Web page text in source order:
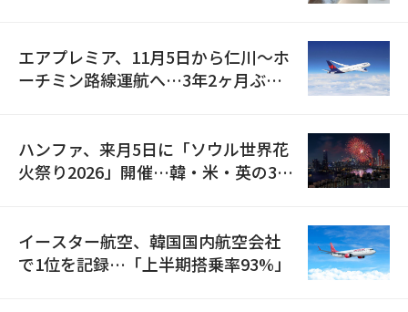
エアプレミア、11月5日から仁川〜ホ
ーチミン路線運航へ…3年2ヶ月ぶり
ハンファ、来月5日に「ソウル世界花
火祭り2026」開催…韓・米・英の3カ
イースター航空、韓国国内航空会社
で1位を記録…「上半期搭乗率93%」